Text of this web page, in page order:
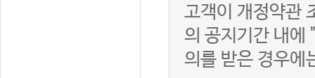
고객이 개정약관
의 공지기간 내에
의를 받은 경우에